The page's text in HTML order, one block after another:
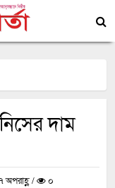
দাম
অপরাহ্ণ / ০